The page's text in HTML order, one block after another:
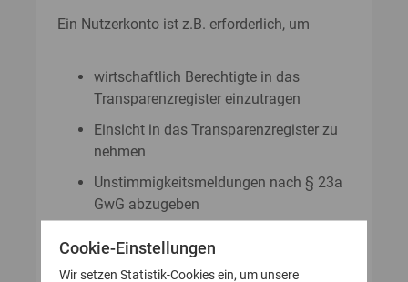
Ein Nutzerkonto ist z.B. erforderlich, um
wirtschaftlich Berechtigte in das
Transparenzregister einzutragen
Einsicht in das Transparenzregister zu
nehmen
Unstimmigkeitsmeldungen nach § 23a
GwG abzugeben
GwG zu stellen
Cookie-Einstellungen
Wir setzen Statistik-Cookies ein, um unsere